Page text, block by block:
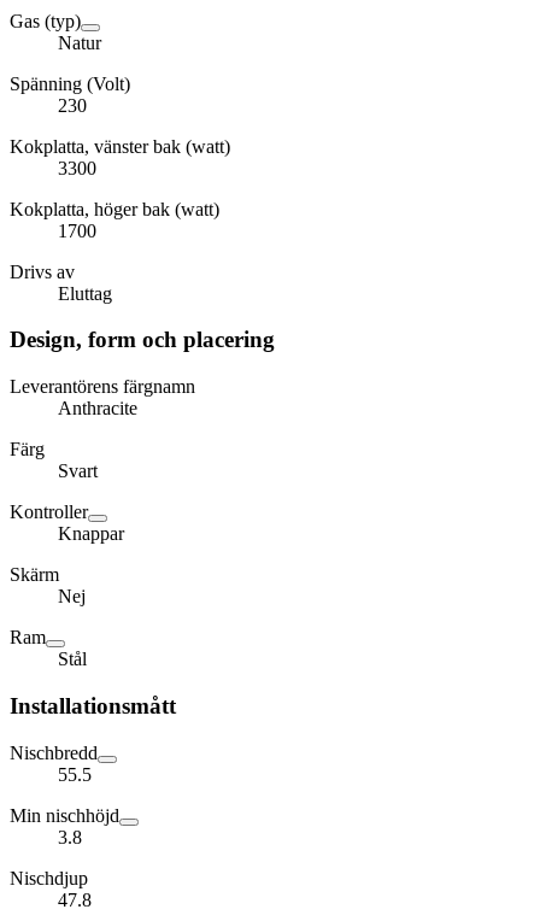
Gas (typ)
Natur
Spänning (Volt)
230
Kokplatta, vänster bak (watt)
3300
Kokplatta, höger bak (watt)
1700
Drivs av
Eluttag
Design, form och placering
Leverantörens färgnamn
Anthracite
Färg
Svart
Kontroller
Knappar
Skärm
Nej
Ram
Stål
Installationsmått
Nischbredd
55.5
Min nischhöjd
3.8
Nischdjup
47.8